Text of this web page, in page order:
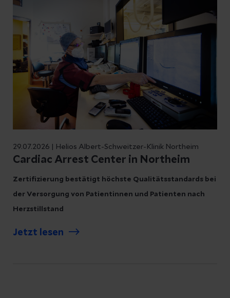
29.07.2026 | Helios Albert-Schweitzer-Klinik Northeim
Cardiac Arrest Center in Northeim
Zertifizierung bestätigt höchste Qualitätsstandards bei
der Versorgung von Patientinnen und Patienten nach
Herzstillstand
Jetzt lesen